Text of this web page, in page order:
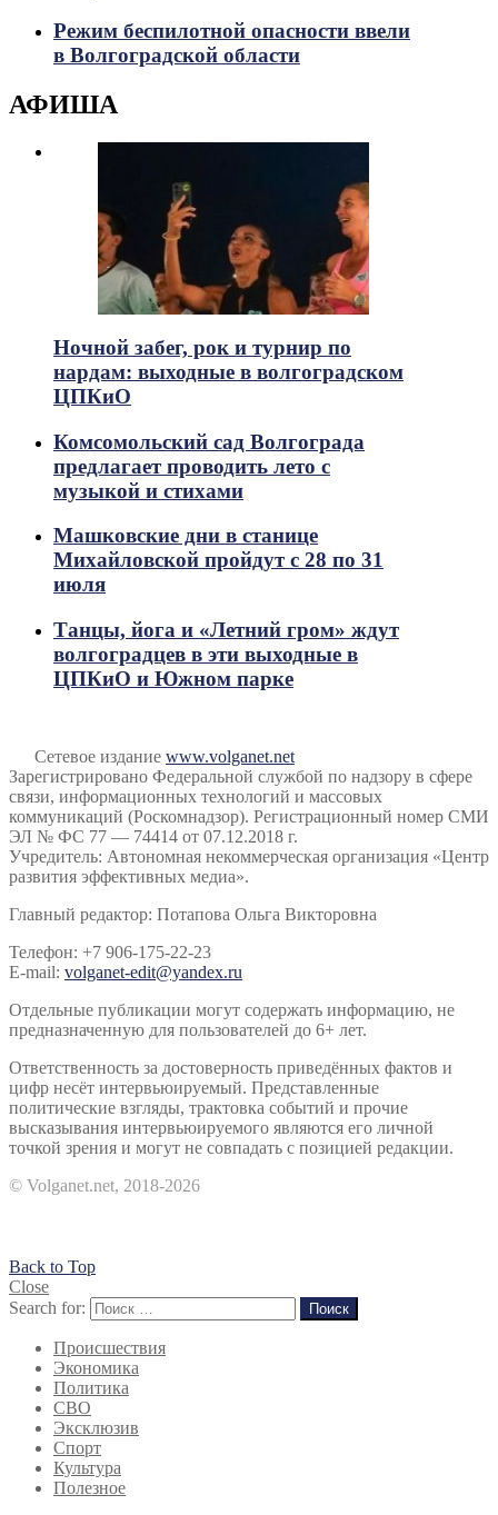
Режим беспилотной опасности ввели
в Волгоградской области
АФИША
Ночной забег, рок и турнир по
нардам: выходные в волгоградском
ЦПКиО
Комсомольский сад Волгограда
предлагает проводить лето с
музыкой и стихами
Машковские дни в станице
Михайловской пройдут с 28 по 31
июля
Танцы, йога и «Летний гром» ждут
волгоградцев в эти выходные в
ЦПКиО и Южном парке
Сетевое издание www.volganet.net
Зарегистрировано Федеральной службой по надзору в сфере
связи, информационных технологий и массовых
коммуникаций (Роскомнадзор). Регистрационный номер СМИ
ЭЛ № ФС 77 — 74414 от 07.12.2018 г.
Учредитель: Автономная некоммерческая организация «Центр
развития эффективных медиа».
Главный редактор: Потапова Ольга Викторовна
Телефон: +7 906-175-22-23
E-mail: volganet-edit@yandex.ru
Отдельные публикации могут содержать информацию, не
предназначенную для пользователей до 6+ лет.
Ответственность за достоверность приведённых фактов и
цифр несёт интервьюируемый. Представленные
политические взгляды, трактовка событий и прочие
высказывания интервьюируемого являются его личной
точкой зрения и могут не совпадать с позицией редакции.
© Volganet.net, 2018-2026
Back to Top
Close
Search for:
Поиск
Происшествия
Экономика
Политика
СВО
Эксклюзив
Спорт
Культура
Полезное